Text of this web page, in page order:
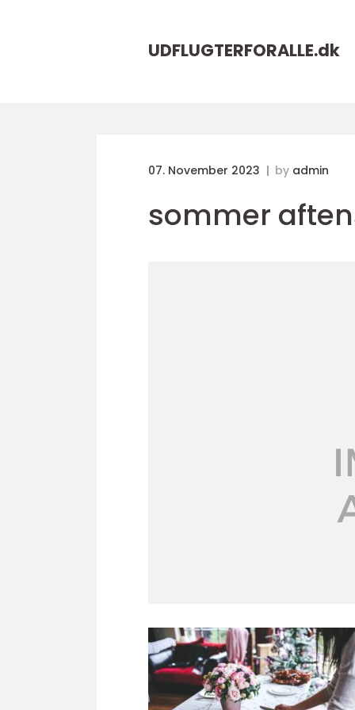
UDFLUGTERFORALLE.dk
07. November 2023 by admin
sommer